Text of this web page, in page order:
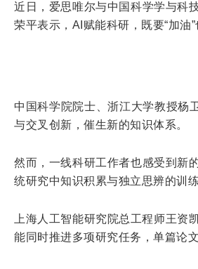
近日，爱思唯尔与中国科学学与科
荣平表示，AI赋能科研，既要“加油
中国科学院院士、浙江大学教授杨
与交叉创新，催生新的知识体系。
然而，一线科研工作者也感受到新
统研究中知识积累与独立思辨的训
上海人工智能研究院总工程师王资
能同时推进多项研究任务，单篇论